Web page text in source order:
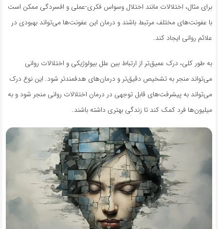
برای مثال، اختلالات مانند اختلال وسواس فکری-عملی و افسردگی ممکن است
با عفونت‌های مختلف مرتبط باشند و درمان این عفونت‌ها می‌تواند بهبودی در
علائم روانی ایجاد کند.
به طور کلی، درک عمیق‌تر از ارتباط بین علل بیولوژیکی و اختلالات روانی
می‌تواند منجر به تشخیص دقیق‌تر و درمان‌های هدفمندتر شود. این نوع درک
می‌تواند به پیشرفت‌های قابل توجهی در درمان اختلالات روانی منجر شود و به
میلیون‌ها فرد کمک کند تا زندگی بهتری داشته باشند.